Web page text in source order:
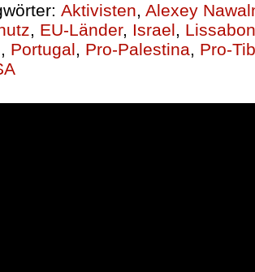
Aktivisten, Alexey
, EU-Länder, Israel,
, Portugal, Pro-Palestina, Pro-